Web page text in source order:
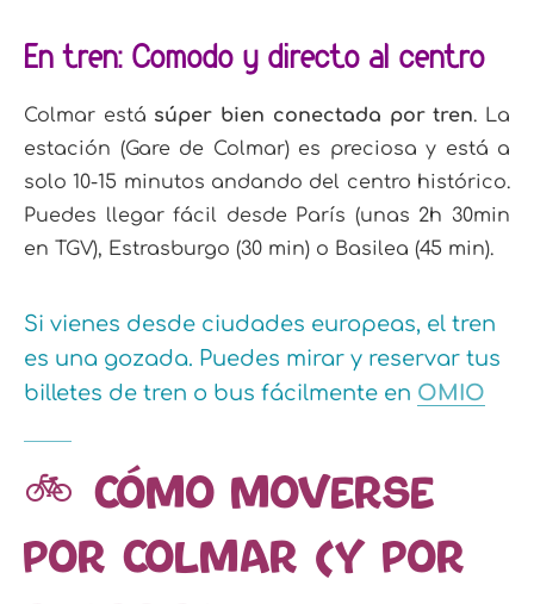
En tren: Cómodo y directo al centro
Colmar está súper bien conectada por tren. La
estación (Gare de Colmar) es preciosa y está a
solo 10-15 minutos andando del centro histórico.
Puedes llegar fácil desde París (unas 2h 30min
en TGV), Estrasburgo (30 min) o Basilea (45 min).
Si vienes desde ciudades europeas, el tren
es una gozada. Puedes mirar y reservar tus
billetes de tren o bus fácilmente en OMIO
🚲 Cómo moverse
por Colmar (Y por